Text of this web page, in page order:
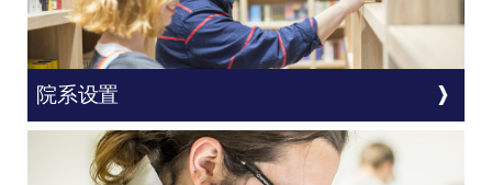
院系设置